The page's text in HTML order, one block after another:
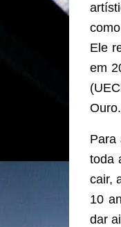
Ele
em
Ouro.
Para
toda
cair,
10
dar